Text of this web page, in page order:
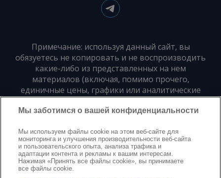
Примечание: используя данный сайт, вы
обязуетесь не копировать и не воспроизводить
какие-либо из представленных на нем
материалов (включая, помимо прочего,
единичные цены, графики или аналитические
материалы) в любой форме и для любых целей
без предварительного письменного согласия
Политика конфиденциальностиTrademarks
Защита авторских правУсловияModern Slavery Statement
Мы заботимся о вашей конфиденциальности
Мы используем файлы cookie на этом веб-сайте для
мониторинга и улучшения производительности веб-сайта
и пользовательского опыта, анализа трафика и
адаптации контента и рекламы к вашим интересам.
Нажимая «Принять все файлы cookie», вы принимаете
все файлы cookie.